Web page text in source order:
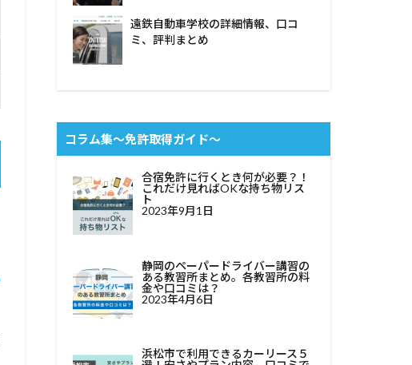
遠鉄自動車学校の詳細情報、口コ
ミ、評判まとめ
コラム集〜免許取得ガイド〜
合宿免許に行くとき何が必要？！
これだけ見ればOKな持ち物リス
ト
2023年9月1日
静岡のペーパードライバー講習の
ある教習所まとめ。各教習所の料
金や口コミは？
2023年4月6日
浜松市で利用できるカーリース５